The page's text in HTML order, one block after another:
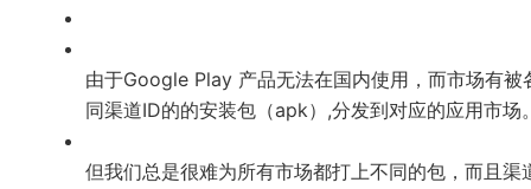
由于Google Play 产品无法在国内使用，而市场有
同渠道ID的的安装包（apk）,分发到对应的应用市
但我们总是很难为所有市场都打上不同的包，而且